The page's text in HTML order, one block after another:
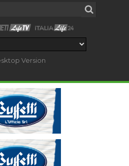
Version